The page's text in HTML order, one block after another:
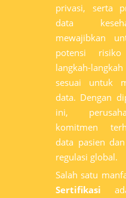
privasi, serta
data
mewajibkan
potensi
langkah-
sesuai untuk
data. Dengan
ini,
komitmen
data pasien
regulasi global.
Salah satu
Sertifikasi